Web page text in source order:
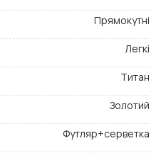
Прямокутні
Легкі
Титан
Золотий
Футляр+серветка